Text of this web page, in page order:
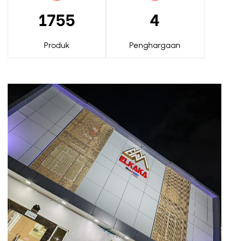
1755
Produk
4
Penghargaan